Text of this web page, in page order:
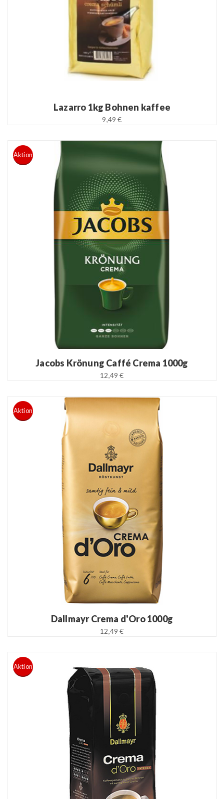
Lazarro 1kg Bohnen kaffee
9,49 €
READ MORE
Jacobs Krönung Caffé Crema 1000g
Aktion
12,49 €
READ MORE
Dallmayr Crema d'Oro 1000g
Aktion
12,49 €
READ MORE
Aktion